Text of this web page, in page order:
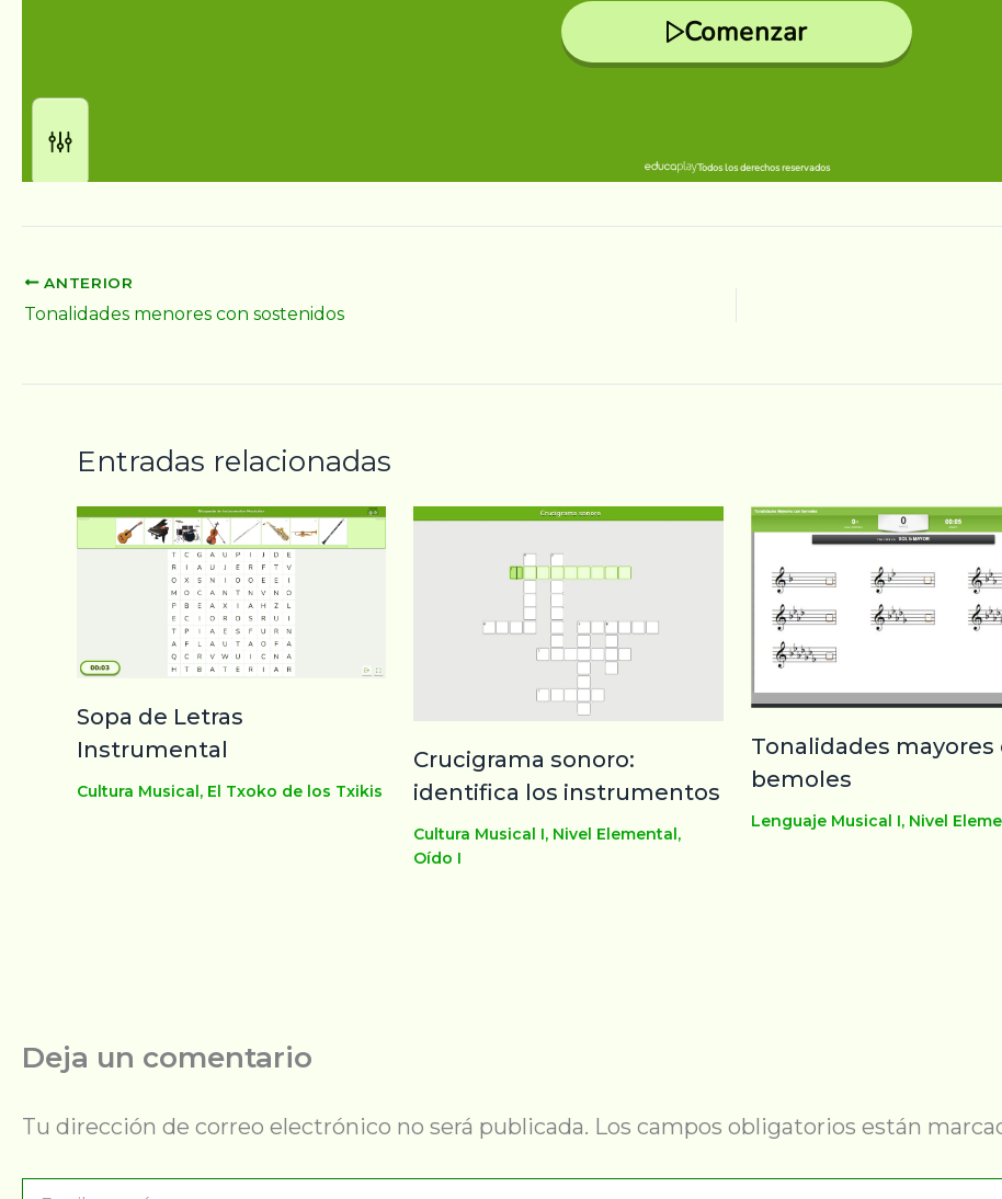
ANTERIOR
Tonalidades menores con sostenidos
Entradas relacionadas
Sopa de Letras
Instrumental
Cultura Musical, El Txoko de los Txikis
Crucigrama sonoro:
identifica los instrumentos
Cultura Musical I, Nivel Elemental,
Oído I
Tonalidades mayores
bemoles
Lenguaje Musical I, Nivel
Deja un comentario
Tu dirección de correo electrónico no será publicada. Los campos obligatorios están